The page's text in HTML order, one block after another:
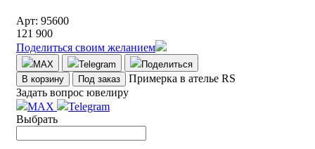
Арт: 95600
121 900
Поделиться своим желанием
MAX Telegram
Поделиться
В корзину
Под заказ
Примерка в ателье RS
Задать вопрос ювелиру
MAX
Telegram
Выбрать